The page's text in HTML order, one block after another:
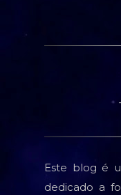
Este blog é
dedicado a